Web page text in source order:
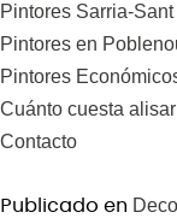
Pintores Sarria-
Pintores en
Pintores
Cuánto cuesta
Contacto
Publicado en